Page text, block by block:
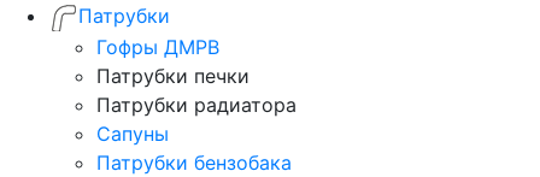
Патрубки
Гофры ДМРВ
Патрубки печки
Патрубки радиатора
Сапуны
Патрубки бензобака